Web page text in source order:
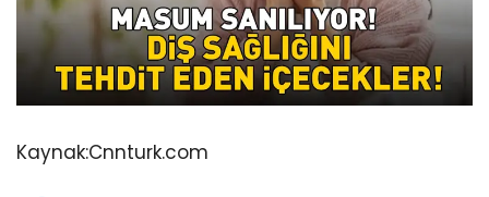
Kaynak:Cnnturk.com